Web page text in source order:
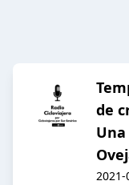
de
2021-